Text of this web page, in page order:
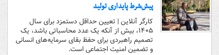
پیش‌شرط پایداری تولید
کارگر آنلاین | تعیین حداقل دستمزد برای سال
۱۴۰۵، بیش از آنکه یک عدد محاسباتی باشد، یک
تصمیم راهبردی برای حفظ بقای سرمایه‌های انسانی
و تضمین امنیت اجتماعی است.